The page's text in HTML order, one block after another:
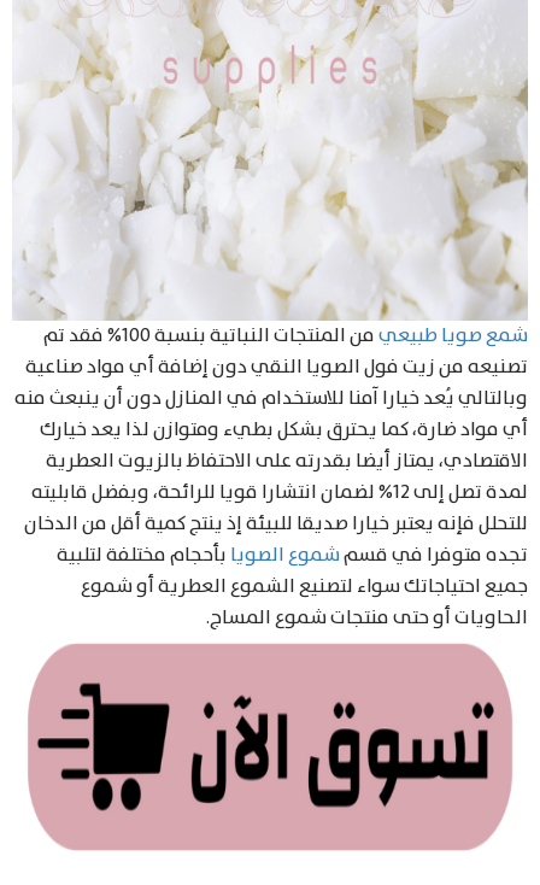
شمع صويا طبيعي
من المنتجات النباتية بنسبة 100% فقد تم
تصنيعه من زيت فول الصويا النقي دون إضافة أي مواد صناعية
وبالتالي يُعد خيارا آمنا للاستخدام في المنازل دون أن ينبعث منه
أي مواد ضارة، كما يحترق بشكل بطيء ومتوازن لذا يعد خيارك
الاقتصادي، يمتاز أيضا بقدرته على الاحتفاظ بالزيوت العطرية
لمدة تصل إلى 12% لضمان انتشارا قويا للرائحة، وبفضل قابليته
للتحلل فإنه يعتبر خيارا صديقا للبيئة إذ ينتج كمية أقل من الدخان
تجده متوفرا في قسمشموع الصويا بأحجام مختلفة لتلبية
جميع احتياجاتك سواء لتصنيع الشموع العطرية أو شموع
الحاويات أو حتى منتجات شموع المساج.